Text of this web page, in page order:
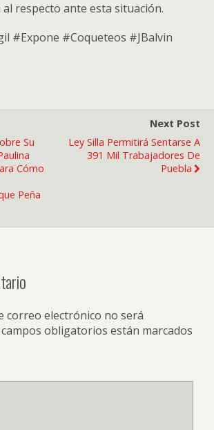
respecto ante esta situación.
#Expone #Coqueteos #JBalvin
Su
Cómo
Peña
Next Post
Ley Silla Permitirá Sentarse A
391 Mil Trabajadores De
Puebla
correo electrónico no será
obligatorios están marcados